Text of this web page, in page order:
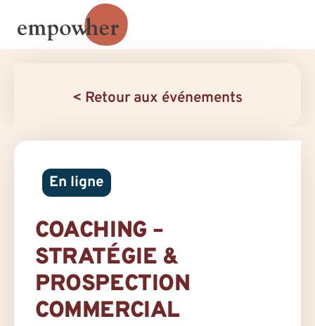
< Retour aux événements
En ligne
COACHING –
STRATÉGIE &
PROSPECTION
COMMERCIAL